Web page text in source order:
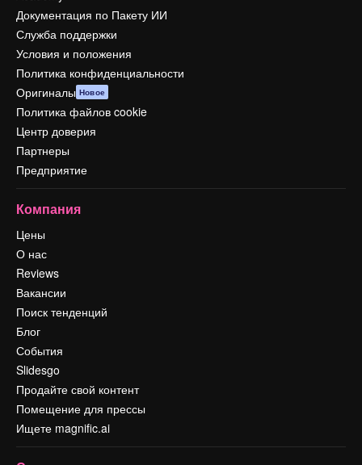
Документация по Пакету ИИ
Служба поддержки
Условия и положения
Политика конфиденциальности
Оригиналы Новое
Политика файлов cookie
Центр доверия
Партнеры
Предприятие
Компания
Цены
О нас
Reviews
Вакансии
Поиск тенденций
Блог
События
Slidesgo
Продайте свой контент
Помещение для прессы
Ищете magnific.ai